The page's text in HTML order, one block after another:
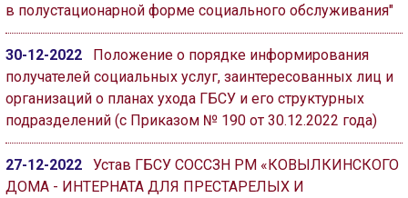
в полустационарной форме социального обслуживания"
30-12-2022
Положение о порядке информирования
получателей социальных услуг, заинтересованных лиц и
организаций о планах ухода ГБСУ и его структурных
подразделений (с Приказом № 190 от 30.12.2022 года)
27-12-2022
Устав ГБСУ СОССЗН РМ «КОВЫЛКИНСКОГО
ДОМА - ИНТЕРНАТА ДЛЯ ПРЕСТАРЕЛЫХ И